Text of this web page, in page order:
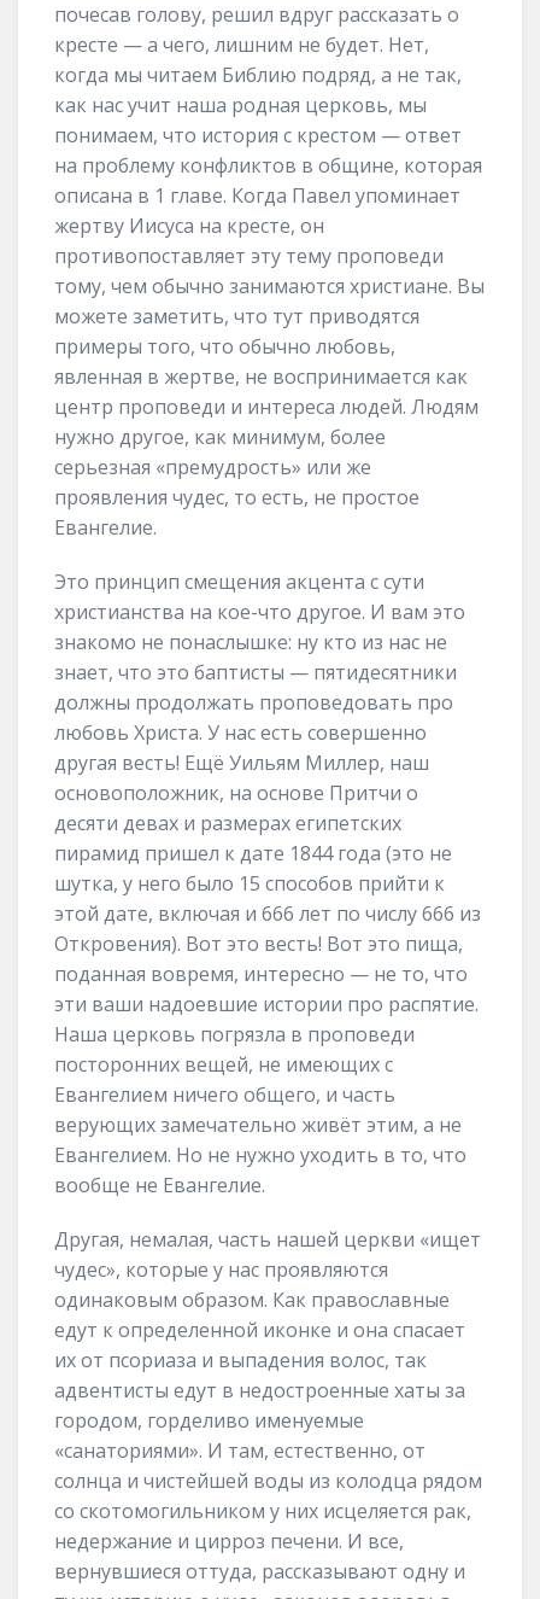
почесав голову, решил вдруг рассказать о
кресте — а чего, лишним не будет. Нет,
когда мы читаем Библию подряд, а не так,
как нас учит наша родная церковь, мы
понимаем, что история с крестом — ответ
на проблему конфликтов в общине, которая
описана в 1 главе. Когда Павел упоминает
жертву Иисуса на кресте, он
противопоставляет эту тему проповеди
тому, чем обычно занимаются христиане. Вы
можете заметить, что тут приводятся
примеры того, что обычно любовь,
явленная в жертве, не воспринимается как
центр проповеди и интереса людей. Людям
нужно другое, как минимум, более
серьезная «премудрость» или же
проявления чудес, то есть, не простое
Евангелие.
Это принцип смещения акцента с сути
христианства на кое-что другое. И вам это
знакомо не понаслышке: ну кто из нас не
знает, что это баптисты — пятидесятники
должны продолжать проповедовать про
любовь Христа. У нас есть совершенно
другая весть! Ещё Уильям Миллер, наш
основоположник, на основе Притчи о
десяти девах и размерах египетских
пирамид пришел к дате 1844 года (это не
шутка, у него было 15 способов прийти к
этой дате, включая и 666 лет по числу 666 из
Откровения). Вот это весть! Вот это пища,
поданная вовремя, интересно — не то, что
эти ваши надоевшие истории про распятие.
Наша церковь погрязла в проповеди
посторонних вещей, не имеющих с
Евангелием ничего общего, и часть
верующих замечательно живёт этим, а не
Евангелием. Но не нужно уходить в то, что
вообще не Евангелие.
Другая, немалая, часть нашей церкви «ищет
чудес», которые у нас проявляются
одинаковым образом. Как православные
едут к определенной иконке и она спасает
их от псориаза и выпадения волос, так
адвентисты едут в недостроенные хаты за
городом, горделиво именуемые
«санаториями». И там, естественно, от
солнца и чистейшей воды из колодца рядом
со скотомогильником у них исцеляется рак,
недержание и цирроз печени. И все,
вернувшиеся оттуда, рассказывают одну и